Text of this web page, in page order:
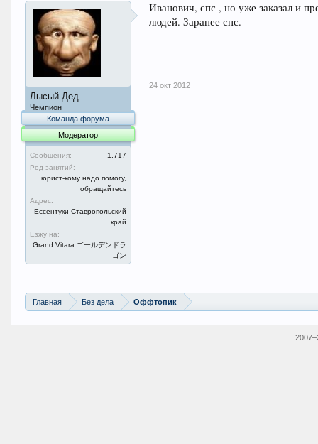
Лысый Дед
Чемпион
Команда форума
Модератор
Сообщения:
1.717
Род занятий:
юрист-кому надо помогу,
обращайтесь
Адрес:
Ессентуки Ставропольский
край
Езжу на:
Grand Vitara ゴールデンドラ
ゴン
Иванович, спс , но уже заказал и
людей. Заранее спс.
24 окт 2012
Главная Без дела Оффтопик
2007–